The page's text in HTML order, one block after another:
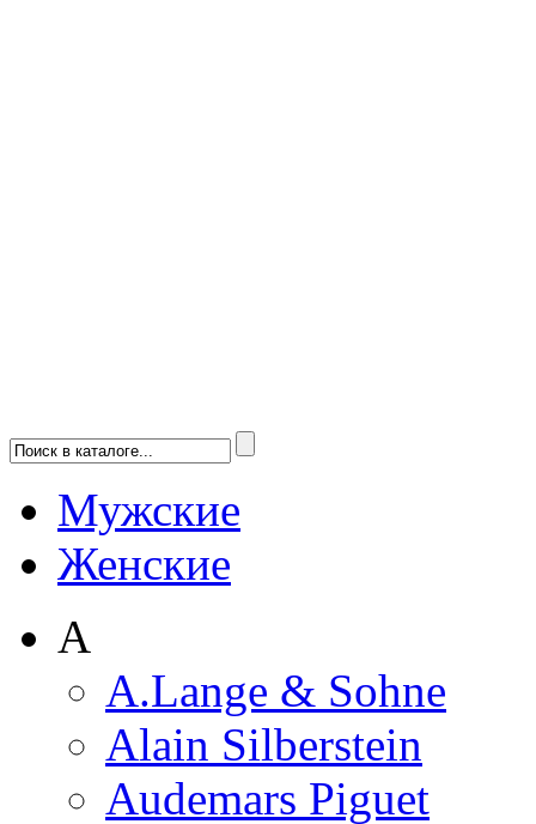
Мужские
Женские
A
A.Lange & Sohne
Alain Silberstein
Audemars Piguet